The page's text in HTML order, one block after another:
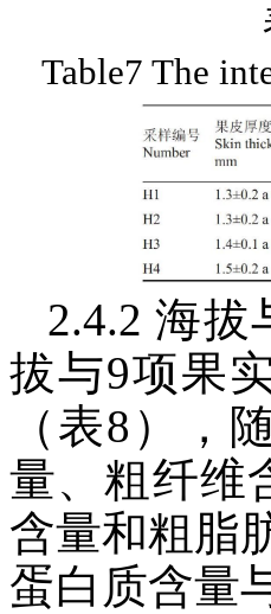
Table7 The
2.4.2 海
拔与9项果
（表8），
量、粗纤维
含量和粗脂
蛋白质含量